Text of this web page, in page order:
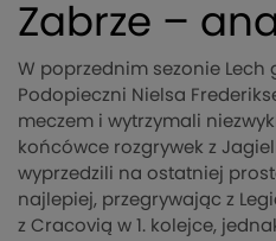
Zabrze –
W poprzednim sezonie Lech
Podopieczni Nielsa
meczem i wytrzymali
końcówce rozgrywek z
wyprzedzili na ostatniej
najlepiej, przegrywając z
z Cracovią w 1. kolejce,